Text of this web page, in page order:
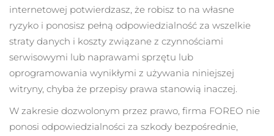
internetowej potwierdzasz, że robisz to na własne
ryzyko i ponosisz pełną odpowiedzialność za wszelkie
straty danych i koszty związane z czynnościami
serwisowymi lub naprawami sprzętu lub
oprogramowania wynikłymi z używania niniejszej
witryny, chyba że przepisy prawa stanowią inaczej.
W zakresie dozwolonym przez prawo, firma FOREO nie
ponosi odpowiedzialności za szkody bezpośrednie,